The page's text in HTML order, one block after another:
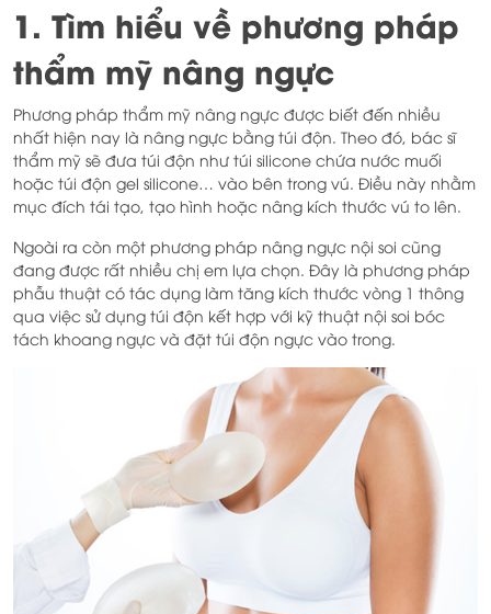
1. Tìm hiểu về phương pháp
thẩm mỹ nâng ngực
Phương pháp thẩm mỹ nâng ngực được biết đến nhiều
nhất hiện nay là nâng ngực bằng túi độn. Theo đó, bác sĩ
thẩm mỹ sẽ đưa túi độn như túi silicone chứa nước muối
hoặc túi độn gel silicone… vào bên trong vú. Điều này nhằm
mục đích tái tạo, tạo hình hoặc nâng kích thước vú to lên.
Ngoài ra còn một phương pháp nâng ngực nội soi cũng
đang được rất nhiều chị em lựa chọn. Đây là phương pháp
phẫu thuật có tác dụng làm tăng kích thước vòng 1 thông
qua việc sử dụng túi độn kết hợp với kỹ thuật nội soi bóc
tách khoang ngực và đặt túi độn ngực vào trong.